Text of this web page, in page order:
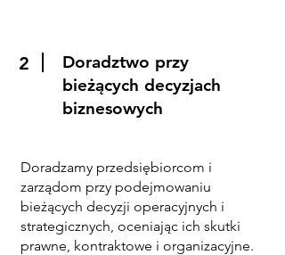
2
Doradztwo przy
bieżących decyzjach
biznesowych
Doradzamy przedsiębiorcom i
zarządom przy podejmowaniu
bieżących decyzji operacyjnych i
strategicznych, oceniając ich skutki
prawne, kontraktowe i organizacyjne.